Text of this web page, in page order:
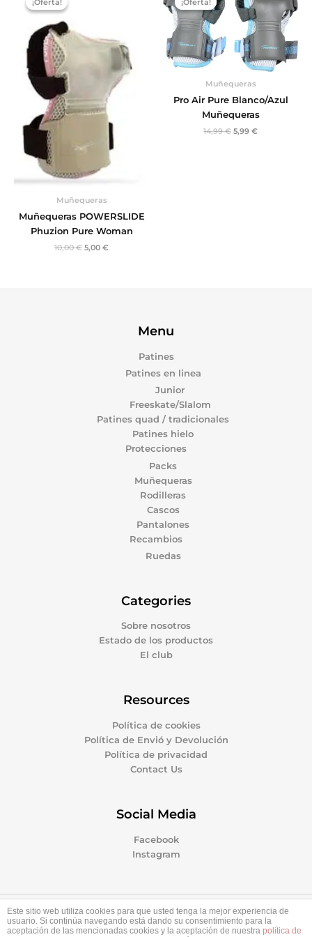
Muñequeras
Muñequeras POWERSLIDE
Phuzion Pure Woman
10,00€ 5,00 €
Muñequeras
Pro Air Pure Blanco/Azul
Muñequeras
14,99€
original
era:
14,99 €.
5,99 €
actual
5,99 €.
Menu
Patines
Patines en linea
Junior
Freeskate/Slalom
Patines quad / tradicionales
Patines hielo
Protecciones
Packs
Muñequeras
Rodilleras
Cascos
Pantalones
Recambios
Ruedas
Categories
Sobre nosotros
Estado de los productos
El club
Resources
Política de cookies
Política de Envió y Devolución
Política de privacidad
Contact Us
Social Media
Facebook
Instagram
Copyright © 2026 Patinamos Market | Powered by
Patinamos Market
Este sitio web utiliza cookies para que usted tenga la mejor experiencia de
usuario. Si continúa navegando está dando su consentimiento para la
aceptación de las mencionadas cookies y la aceptación de nuestra política de
0